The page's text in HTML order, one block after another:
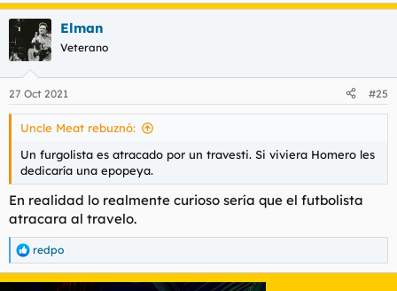
c
c
i
e
s
Elman
Veterano
27 Oct 2021 #25
Uncle Meat rebuznó:
Un furgolista es atracado por un travesti. Si viviera Homero les
dedicaría una epopeya.
En realidad lo realmente curioso sería que el futbolista
atracara al travelo.
R
e
a
redpo